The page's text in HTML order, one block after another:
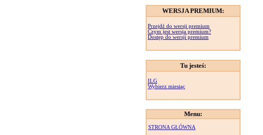
WERSJA PREMIUM:
Przejdź do wersji premium
Czym jest wersja premium?
Dostęp do wersji premium
Tu jesteś:
ILG
Wybierz miesiąc
Menu:
STRONA GŁÓWNA